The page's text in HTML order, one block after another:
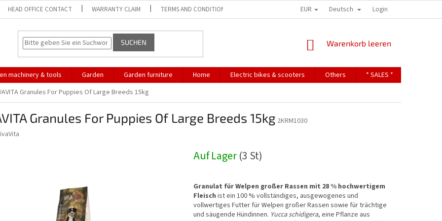
HEAD OFFICE CONTACT WARRANTY CLAIM TERMS AND CONDITIONS TERMS OF PERSONAL DATA PROTECTION
EUR Deutsch Login
SUCHEN WARENKORB
Warenkorb leeren
machinery & tools Garden Garden furniture Home Electric bikes & scooters Others * SALES *
Granules For Puppies Of Large Breeds 15kg
Granules For Puppies Of Large Breeds 15kg 2KRM1030
Auf Lager(3 St)
Granulat für Welpen großer Rassen mit 28 % hochwertigem
Fleisch ist ein 100 % vollständiges, ausgewogenes und
vollwertiges Futter für Welpen großer Rassen sowie für trächtige
und säugende Hündinnen. Yucca schidigera, eine Pflanze aus